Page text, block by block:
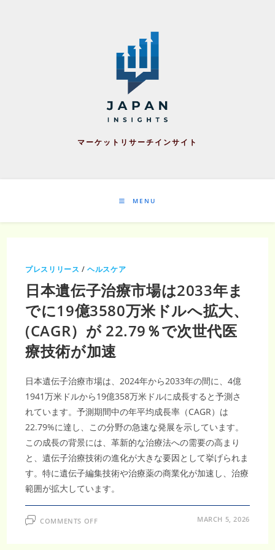
マーケットリサーチインサイト
MENU
プレスリリース /ヘルスケア
日本遺伝子治療市場は2033年ま
でに19億3580万米ドルへ拡大、
(CAGR）が 22.79％で次世代医
療技術が加速
日本遺伝子治療市場は、2024年から2033年の間に、4億
1941万米ドルから19億358万米ドルに成長すると予測さ
れています。予測期間中の年平均成長率（CAGR）は
22.79%に達し、この分野の急速な発展を示しています。
この成長の背景には、革新的な治療法への需要の高まり
と、遺伝子治療技術の進化が大きな要因として挙げられま
す。特に遺伝子編集技術や治療薬の商業化が加速し、治療
範囲が拡大しています。
COMMENTS OFFON MARCH 5, 2026